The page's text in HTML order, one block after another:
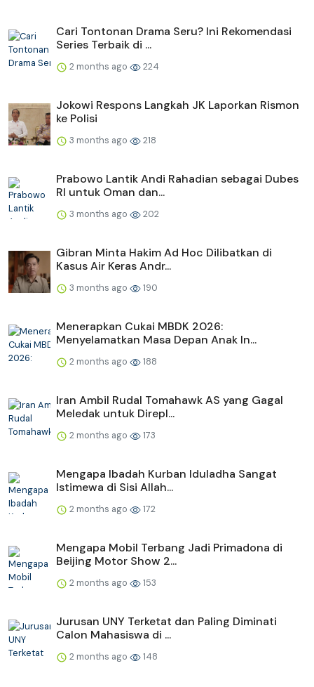
Cari Tontonan Drama Seru? Ini Rekomendasi
Series Terbaik di ...
2 months ago 224
Jokowi Respons Langkah JK Laporkan Rismon
ke Polisi
3 months ago 218
Prabowo Lantik Andi Rahadian sebagai Dubes
RI untuk Oman dan...
3 months ago 202
Gibran Minta Hakim Ad Hoc Dilibatkan di
Kasus Air Keras Andr...
3 months ago 190
Menerapkan Cukai MBDK 2026:
Menyelamatkan Masa Depan Anak In...
2 months ago 188
Iran Ambil Rudal Tomahawk AS yang Gagal
Meledak untuk Direpl...
2 months ago 173
Mengapa Ibadah Kurban Iduladha Sangat
Istimewa di Sisi Allah...
2 months ago 172
Mengapa Mobil Terbang Jadi Primadona di
Beijing Motor Show 2...
2 months ago 153
Jurusan UNY Terketat dan Paling Diminati
Calon Mahasiswa di ...
2 months ago 148